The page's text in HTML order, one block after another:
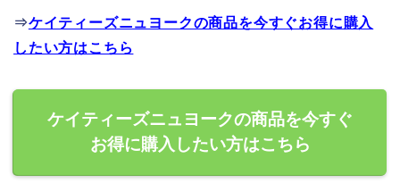
⇒ケイティーズニュヨークの商品を今すぐお得に購入
したい方はこちら
ケイティーズニュヨークの商品を今すぐ
お得に購入したい方はこちら